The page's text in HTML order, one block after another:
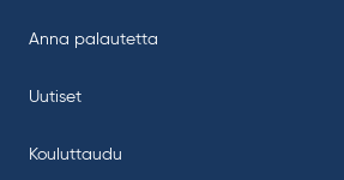
Anna palautetta
Uutiset
Kouluttaudu